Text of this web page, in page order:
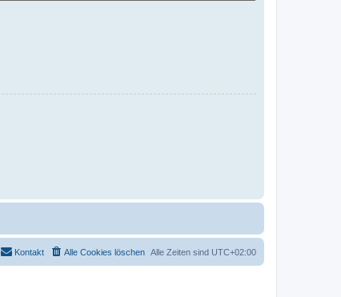
Alle Zeiten sind UTC+02:00
Alle Cookies löschen
Kontakt